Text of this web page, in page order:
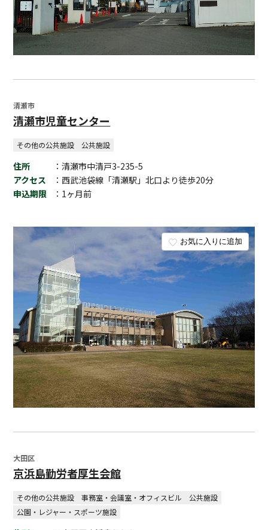
お気に入りに追加
清瀬市
清瀬市児童センター
その他の公共施設 公共施設
住所
：清瀬市中清戸3-235-5
アクセス
：西武池袋線「清瀬駅」北口より徒歩20分
申込期限
：1ヶ月前
大田区
京浜島勤労者厚生会館
その他の公共施設 事務室・会議室・オフィスビル
公共施設
公園・レジャー・スポーツ施設